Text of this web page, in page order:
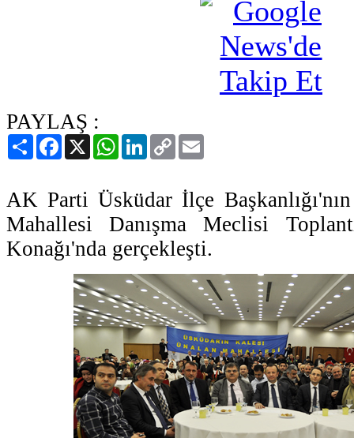
PAYLAŞ :
PaylaşFacebook
X WhatsAppLinkedIn
Copy
Link
AK Parti Üsküdar İlçe
Mahallesi Danışma Meclisi
Konağı'nda gerçekleşti.